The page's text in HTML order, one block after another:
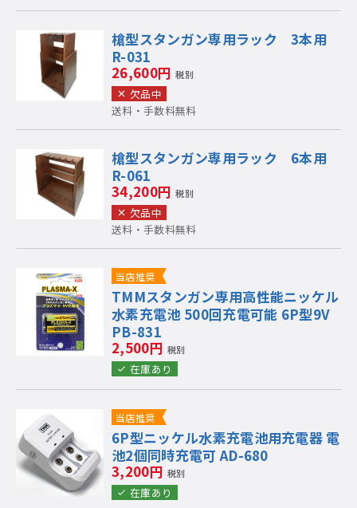
槍型スタンガン専用ラック 3本用
R-031
26,600円 税別
欠品中
送料・手数料無料
槍型スタンガン専用ラック 6本用
R-061
34,200円 税別
欠品中
送料・手数料無料
当店推奨
TMMスタンガン専用高性能ニッケル
水素充電池 500回充電可能 6P型9V
PB-831
2,500円 税別
在庫あり
当店推奨
6P型ニッケル水素充電池用充電器 電
池2個同時充電可 AD-680
3,200円 税別
在庫あり